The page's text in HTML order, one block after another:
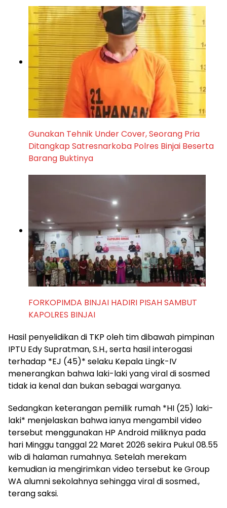
‎Gunakan Tehnik Under Cover, Seorang Pria
Ditangkap Satresnarkoba Polres Binjai Beserta
Barang Buktinya
FORKOPIMDA BINJAI HADIRI PISAH SAMBUT
KAPOLRES BINJAI
Hasil penyelidikan di TKP oleh tim dibawah pimpinan
IPTU Edy Supratman, S.H., serta hasil interogasi
terhadap *EJ (45)* selaku Kepala Lingk-IV
menerangkan bahwa laki-laki yang viral di sosmed
tidak ia kenal dan bukan sebagai warganya.
Sedangkan keterangan pemilik rumah *HI (25) laki-
laki* menjelaskan bahwa ianya mengambil video
tersebut menggunakan HP Android miliknya pada
hari Minggu tanggal 22 Maret 2026 sekira Pukul 08.55
wib di halaman rumahnya. Setelah merekam
kemudian ia mengirimkan video tersebut ke Group
WA alumni sekolahnya sehingga viral di sosmed.,
terang saksi.